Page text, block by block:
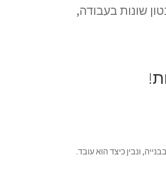
שונות בעבודה,
ונבין כיצד הוא עובד.